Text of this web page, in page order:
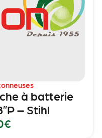
à batterie
– Stihl
€